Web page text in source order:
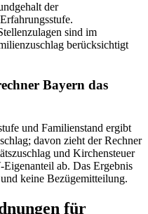
der
sind im
berücksichtigt
Bayern das
und Familienstand ergibt
davon zieht der Rechner
und Kirchensteuer
ab. Das Ergebnis
keine Bezügemitteilung.
für